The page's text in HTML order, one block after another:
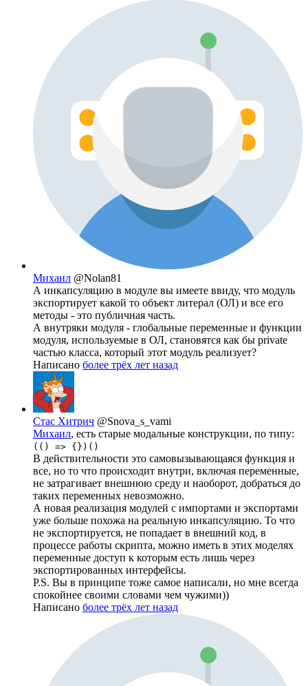
Михаил @Nolan81
А инкапсуляцию в модуле вы имеете ввиду, что модуль
экспортирует какой то объект литерал (ОЛ) и все его
методы - это публичная часть.
А внутряки модуля - глобальные переменные и функции
модуля, используемые в ОЛ, становятся как бы private
частью класса, который этот модуль реализует?
Написано более трёх лет назад
Стас Хитрич @Snova_s_vami
Михаил, есть старые модальные конструкции, по типу:
(() => {})()
В действительности это самовызывающаяся функция и
все, но то что происходит внутри, включая переменные,
не затрагивает внешнюю среду и наоборот, добраться до
таких переменных невозможно.
А новая реализация модулей с импортами и экспортами
уже больше похожа на реальную инкапсуляцию. То что
не экспортируется, не попадает в внешний код, в
процессе работы скрипта, можно иметь в этих моделях
переменные доступ к которым есть лишь через
экспортированных интерфейсы.
P.S. Вы в принципе тоже самое написали, но мне всегда
спокойнее своими словами чем чужими))
Написано более трёх лет назад